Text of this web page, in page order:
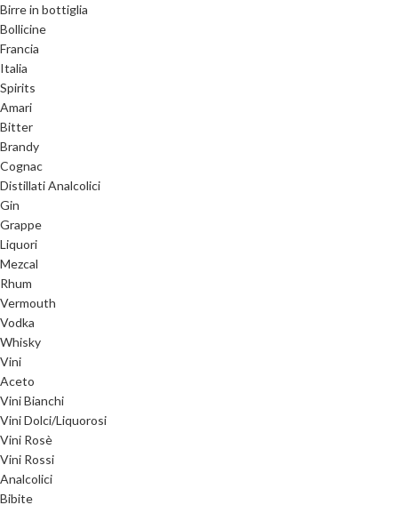
Birre in bottiglia
Bollicine
Francia
Italia
Spirits
Amari
Bitter
Brandy
Cognac
Distillati Analcolici
Gin
Grappe
Liquori
Mezcal
Rhum
Vermouth
Vodka
Whisky
Vini
Aceto
Vini Bianchi
Vini Dolci/Liquorosi
Vini Rosè
Vini Rossi
Analcolici
Bibite